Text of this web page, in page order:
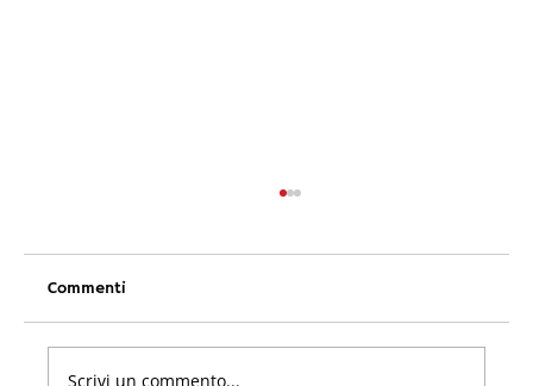
Commenti
Scrivi un commento...